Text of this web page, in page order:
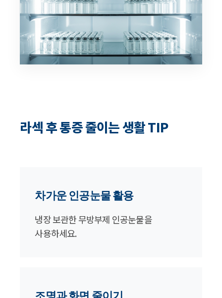
라섹 후 통증 줄이는 생활 TIP
차가운 인공눈물 활용
냉장 보관한 무방부제 인공눈물을
사용하세요.